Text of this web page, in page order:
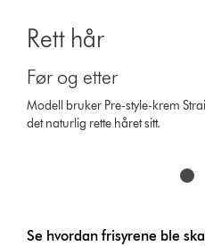
Rett hår
Før og etter
Modell bruker Pre-style-krem
det naturlig rette håret sitt.
Se hvordan frisyrene ble